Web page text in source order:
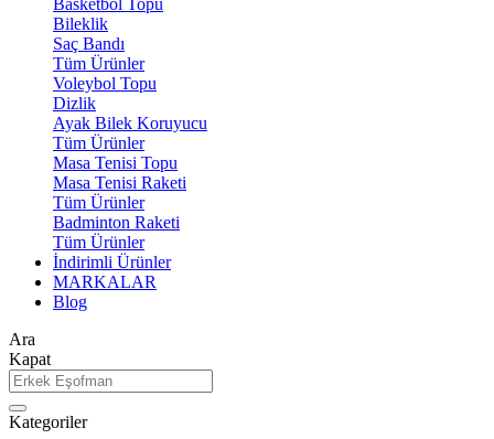
Basketbol Topu
Bileklik
Saç Bandı
Tüm Ürünler
Voleybol Topu
Dizlik
Ayak Bilek Koruyucu
Tüm Ürünler
Masa Tenisi Topu
Masa Tenisi Raketi
Tüm Ürünler
Badminton Raketi
Tüm Ürünler
İndirimli Ürünler
MARKALAR
Blog
Ara
Kapat
Kategoriler